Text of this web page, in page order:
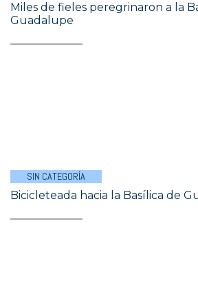
Miles de fieles peregrinaron a la
Guadalupe
SIN CATEGORÍA
Bicicleteada hacia la Basílica de